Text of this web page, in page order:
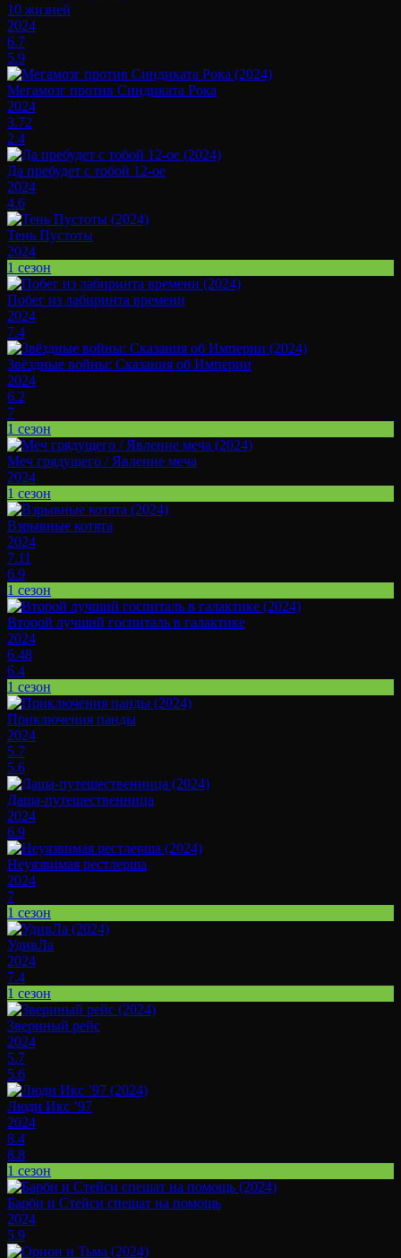
10 жизней
2024
6.7
5.9
Мегамозг против Синдиката Рока
2024
3.72
2.4
Да пребудет с тобой 12-ое
2024
4.6
Тень Пустоты
2024
1 сезон
Побег из лабиринта времени
2024
7.4
Звёздные войны: Сказания об Империи
2024
6.2
7
1 сезон
Меч грядущего / Явление меча
2024
1 сезон
Взрывные котята
2024
7.11
6.9
1 сезон
Второй лучший госпиталь в галактике
2024
6.48
6.4
1 сезон
Приключения панды
2024
5.7
5.6
Даша-путешественница
2024
6.9
Неуязвимая рестлерша
2024
7
1 сезон
УдивЛа
2024
7.4
1 сезон
Звериный рейс
2024
5.7
5.6
Люди Икс ’97
2024
8.4
8.8
1 сезон
Барби и Стейси спешат на помощь
2024
5.9